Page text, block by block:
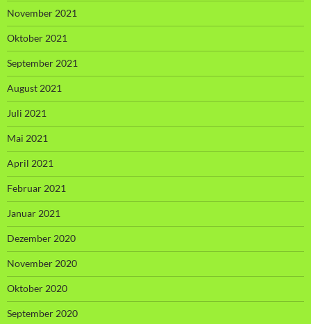
November 2021
Oktober 2021
September 2021
August 2021
Juli 2021
Mai 2021
April 2021
Februar 2021
Januar 2021
Dezember 2020
November 2020
Oktober 2020
September 2020